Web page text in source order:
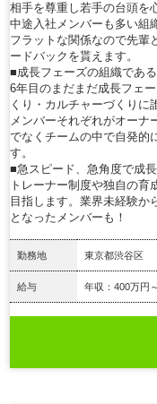
相手を尊重し若手の台頭を
中途入社メンバーも多い組
フラットな関係なので先輩
ードバックを貰えます。
■成長フェーズの組織である
6年目のまだまだ成長フェ
くり・カルチャーづくりに
メンバーそれぞれがオーナ
でなくチームの中で自発的
す。
■急スピード、急角度で成
トレーナー制度や独自の育
目指します。業界未経験か
となったメンバーも！
勤務地 東京都渋谷区
給与 年収：400万円